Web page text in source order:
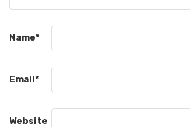
Name*
Email*
Website